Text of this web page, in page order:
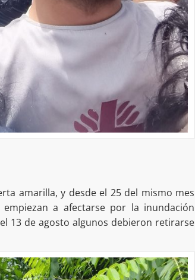
amarilla, y desde el 25 del mismo mes
a afectarse por la inundación
13 de agosto algunos debieron retirarse